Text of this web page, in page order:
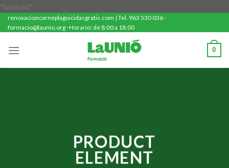
*favicon*
al
contenido
renovacioncarneplaguicidasgratis.com | Tel. 963 530 036 ·
formacio@launio.org · Horario: de 8:00 a 18:00
0
PRODUCT
ELEMENT